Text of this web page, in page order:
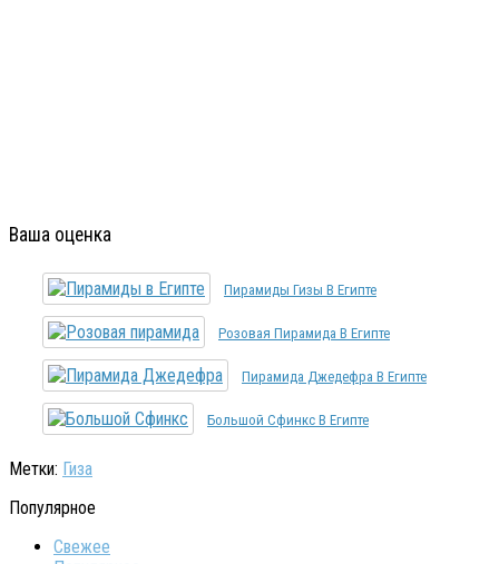
Ваша оценка
Пирамиды Гизы В Египте
Розовая Пирамида В Египте
Пирамида Джедефра В Египте
Большой Сфинкс В Египте
Метки: Гиза
Популярное
Свежее